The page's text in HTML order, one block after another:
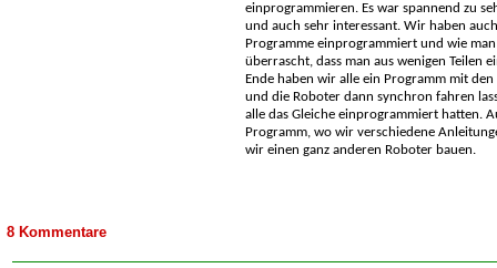
einprogrammieren. Es war spannend zu
und auch sehr interessant. Wir haben
Programme einprogrammiert und wie
überrascht, dass man aus wenigen Teilen
Ende haben wir alle ein Programm mit
und die Roboter dann synchron fahren
alle das Gleiche einprogrammiert hatten.
Programm, wo wir verschiedene
wir einen ganz anderen Roboter bauen.
8 Kommentare